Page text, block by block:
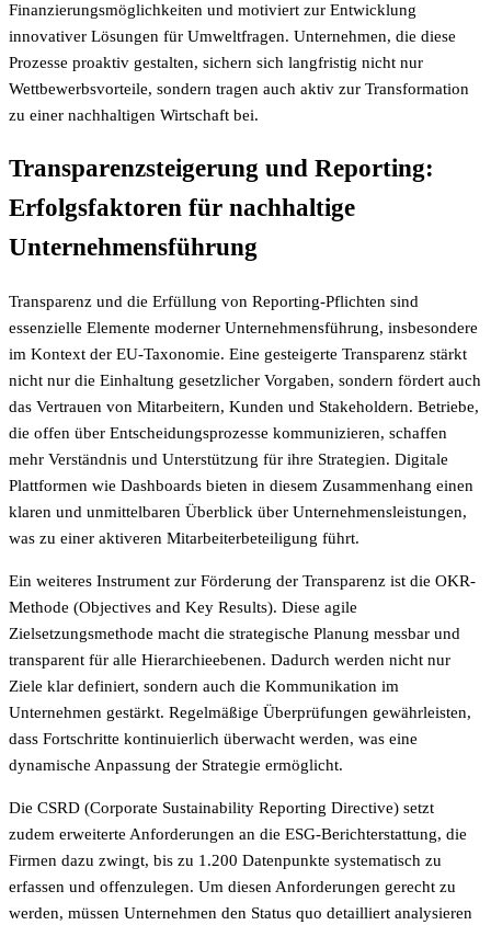
Finanzierungsmöglichkeiten und motiviert zur Entwicklung
innovativer Lösungen für Umweltfragen. Unternehmen, die diese
Prozesse proaktiv gestalten, sichern sich langfristig nicht nur
Wettbewerbsvorteile, sondern tragen auch aktiv zur Transformation
zu einer nachhaltigen Wirtschaft bei.
Transparenzsteigerung und Reporting:
Erfolgsfaktoren für nachhaltige
Unternehmensführung
Transparenz und die Erfüllung von Reporting-Pflichten sind
essenzielle Elemente moderner Unternehmensführung, insbesondere
im Kontext der EU-Taxonomie. Eine gesteigerte Transparenz stärkt
nicht nur die Einhaltung gesetzlicher Vorgaben, sondern fördert auch
das Vertrauen von Mitarbeitern, Kunden und Stakeholdern. Betriebe,
die offen über Entscheidungsprozesse kommunizieren, schaffen
mehr Verständnis und Unterstützung für ihre Strategien. Digitale
Plattformen wie Dashboards bieten in diesem Zusammenhang einen
klaren und unmittelbaren Überblick über Unternehmensleistungen,
was zu einer aktiveren Mitarbeiterbeteiligung führt.
Ein weiteres Instrument zur Förderung der Transparenz ist die OKR-
Methode (Objectives and Key Results). Diese agile
Zielsetzungsmethode macht die strategische Planung messbar und
transparent für alle Hierarchieebenen. Dadurch werden nicht nur
Ziele klar definiert, sondern auch die Kommunikation im
Unternehmen gestärkt. Regelmäßige Überprüfungen gewährleisten,
dass Fortschritte kontinuierlich überwacht werden, was eine
dynamische Anpassung der Strategie ermöglicht.
Die CSRD (Corporate Sustainability Reporting Directive) setzt
zudem erweiterte Anforderungen an die ESG-Berichterstattung, die
Firmen dazu zwingt, bis zu 1.200 Datenpunkte systematisch zu
erfassen und offenzulegen. Um diesen Anforderungen gerecht zu
werden, müssen Unternehmen den Status quo detailliert analysieren